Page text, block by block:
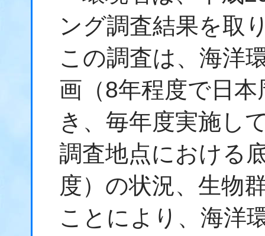
ング調査結果を取
この調査は、海洋
画（8年程度で日
き、毎年度実施し
調査地点における
度）の状況、生物
ことにより、海洋